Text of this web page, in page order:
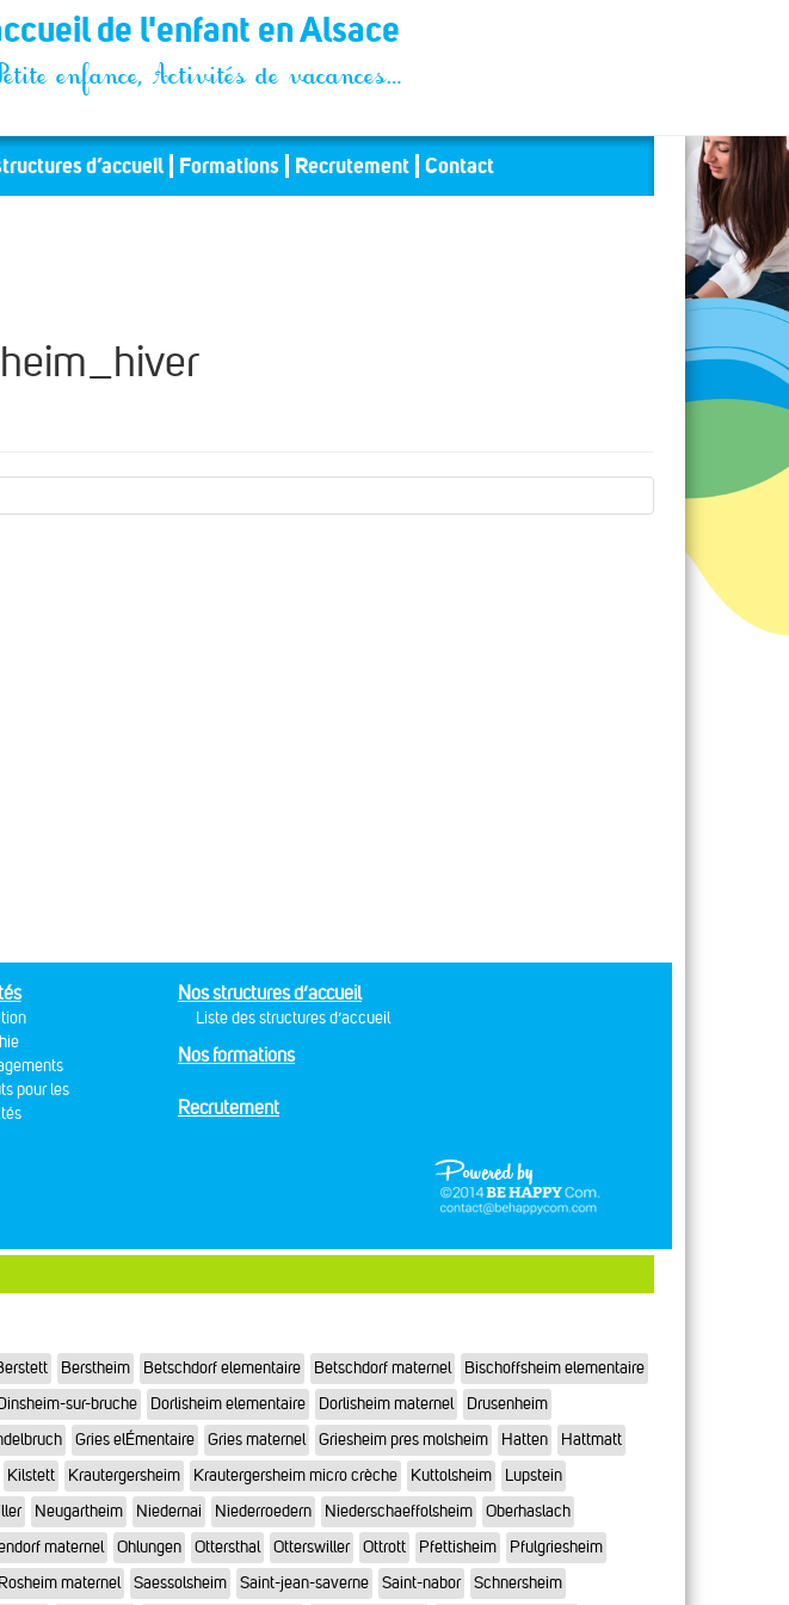
de l'enfant en Alsace
enfance, Activités de vacances…
d’accueil Formations Recrutement Contact
pour les
Nos structures d’accueil
Liste des structures d’accueil
Nos formations
Recrutement
Berstheim Betschdorf elementaire Betschdorf maternel
Bischoffsheim elementaire
sur-bruche Dorlisheim elementaire Dorlisheim maternel
Drusenheim
Gries elÉmentaire Gries maternel Griesheim pres molsheim Hatten
Hattmatt
Kilstett Krautergersheim Krautergersheim micro crèche Kuttolsheim
Lupstein
Neugartheim Niedernai Niederroedern Niederschaeffolsheim
Oberhaslach
maternel Ohlungen Ottersthal Otterswiller Ottrott Pfettisheim
Pfulgriesheim
Rosheim maternel Saessolsheim Saint-jean-saverne Saint-nabor Schnersheim